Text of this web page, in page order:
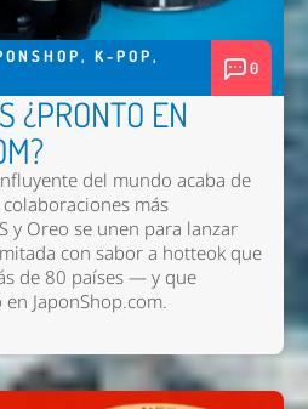
, K-POP,
0
¿PRONTO EN
del mundo acaba de
más
y Oreo se unen para lanzar
con sabor a hotteok que
de 80 países — y que
en JaponShop.com.